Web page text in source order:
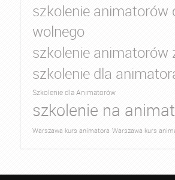
szkolenie animatorów
wolnego
szkolenie animatorów
szkolenie dla
Szkolenie dla Animatorów
szkolenie na
Warszawa kurs animatora Warszawa kurs